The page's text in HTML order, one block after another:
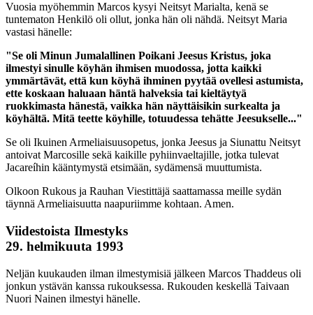
Vuosia myöhemmin Marcos kysyi Neitsyt Marialta, kenä se
tuntematon Henkilö oli ollut, jonka hän oli nähdä. Neitsyt Maria
vastasi hänelle:
"Se oli Minun Jumalallinen Poikani Jeesus Kristus, joka
ilmestyi sinulle köyhän ihmisen muodossa, jotta kaikki
ymmärtävät, että kun köyhä ihminen pyytää ovellesi astumista,
ette koskaan haluaan häntä halveksia tai kieltäytyä
ruokkimasta hänestä, vaikka hän näyttäisikin surkealta ja
köyhältä. Mitä teette köyhille, totuudessa tehätte Jeesukselle..."
Se oli Ikuinen Armeliaisuusopetus, jonka Jeesus ja Siunattu Neitsyt
antoivat Marcosille sekä kaikille pyhiinvaeltajille, jotka tulevat
Jacareíhin kääntymystä etsimään, sydämensä muuttumista.
Olkoon Rukous ja Rauhan Viestittäjä saattamassa meille sydän
täynnä Armeliaisuutta naapuriimme kohtaan. Amen.
Viidestoista Ilmestyks
29. helmikuuta 1993
Neljän kuukauden ilman ilmestymisiä jälkeen Marcos Thaddeus oli
jonkun ystävän kanssa rukouksessa. Rukouden keskellä Taivaan
Nuori Nainen ilmestyi hänelle.